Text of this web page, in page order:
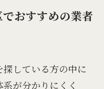
おすすめの業者
している方の中に
が分かりにくく